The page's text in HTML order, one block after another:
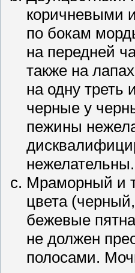
коричневыми
по бокам
на передней
также на
на одну треть
черные у
пежины
нежелательны.
Мраморный и
цвета
бежевые
не должен
полосами.